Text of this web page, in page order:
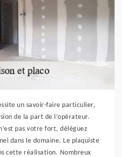
un savoir-faire particulier,
de la part de l’opérateur.
pas votre fort, déléguez
dans le domaine. Le plaquiste
cette réalisation. Nombreux